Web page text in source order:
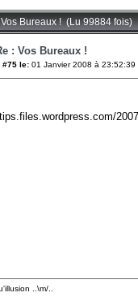
Bureaux ! (Lu 99884 fois)
: Vos Bureaux !
#75 le: 01 Janvier 2008 à 23:52:39
..\m/..